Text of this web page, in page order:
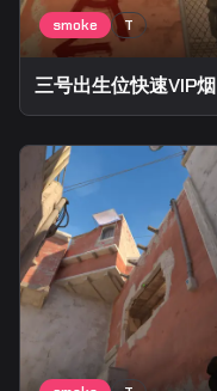
三号出生位快速VIP烟